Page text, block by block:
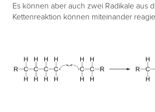
Es können aber auch zwei Radikale aus
Kettenreaktion können miteinander